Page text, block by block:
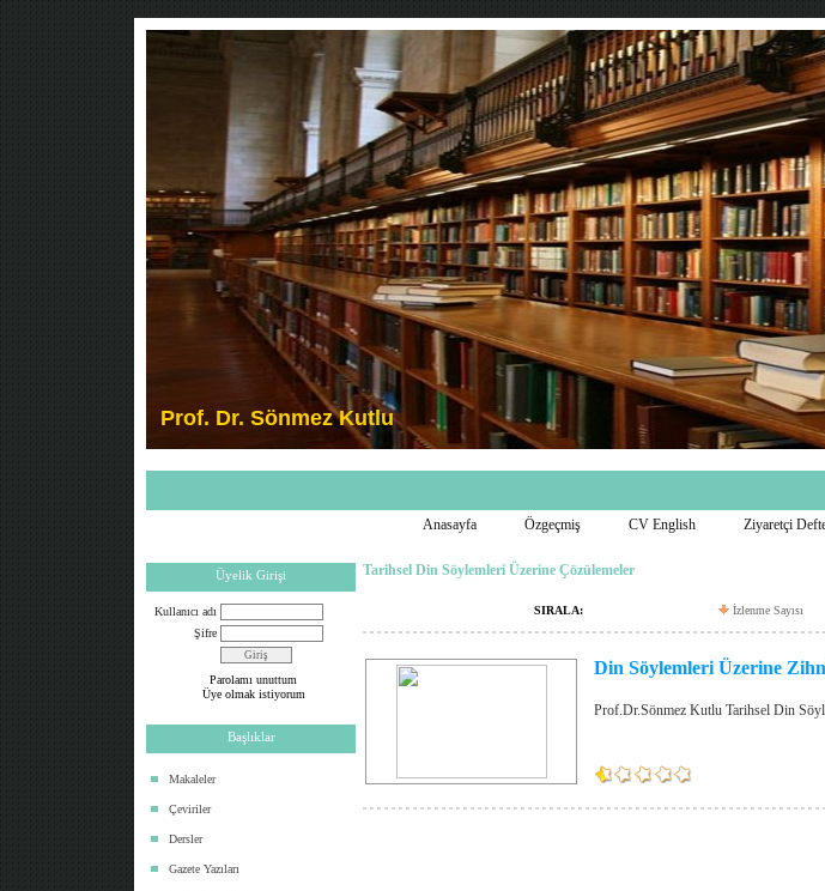
Anasayfa Özgeçmiş CV English Ziyaretçi
Üyelik Girişi
Kullanıcı adı
Şifre
Parolamı unuttum
Üye olmak istiyorum
Başlıklar
Makaleler
Çeviriler
Dersler
Gazete Yazıları
Tarihsel Din Söylemleri Üzerine Çözülemeler
SIRALA: İzlenme Sayısı
Din Söylemleri Üzerine
Prof.Dr.Sönmez Kutlu Tarihsel Din